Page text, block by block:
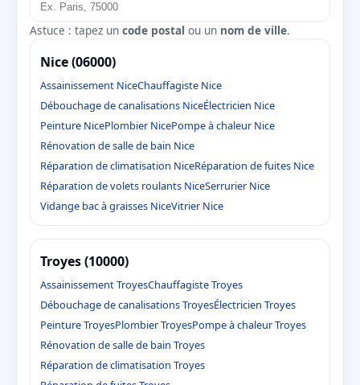
Astuce : tapez un code postal ou un nom de ville.
Nice (06000)
Assainissement NiceChauffagiste Nice
Débouchage de canalisations NiceÉlectricien Nice
Peinture NicePlombier NicePompe à chaleur Nice
Rénovation de salle de bain Nice
Réparation de climatisation NiceRéparation de fuites Nice
Réparation de volets roulants NiceSerrurier Nice
Vidange bac à graisses NiceVitrier Nice
Troyes (10000)
Assainissement TroyesChauffagiste Troyes
Débouchage de canalisations TroyesÉlectricien Troyes
Peinture TroyesPlombier TroyesPompe à chaleur Troyes
Rénovation de salle de bain Troyes
Réparation de climatisation Troyes